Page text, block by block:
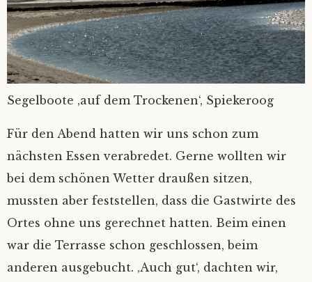
Segelboote ‚auf dem Trockenen‘, Spiekeroog
Für den Abend hatten wir uns schon zum
nächsten Essen verabredet. Gerne wollten wir
bei dem schönen Wetter draußen sitzen,
mussten aber feststellen, dass die Gastwirte des
Ortes ohne uns gerechnet hatten. Beim einen
war die Terrasse schon geschlossen, beim
anderen ausgebucht. ‚Auch gut‘, dachten wir,